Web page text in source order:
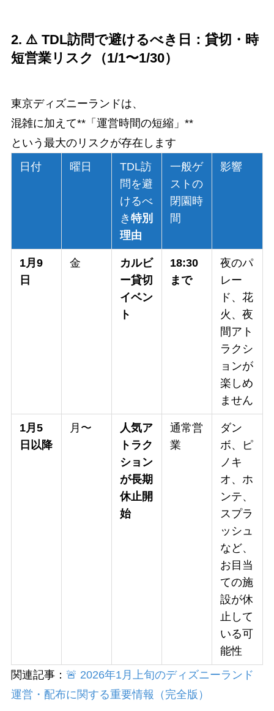
2. ⚠️ TDL訪問で避けるべき日：貸切・時
短営業リスク（1/1〜1/30）
東京ディズニーランドは、
混雑に加えて**「運営時間の短縮」**
という最大のリスクが存在します
日付
曜日
TDL訪
問を避
けるべ
き特別
理由
一般ゲ
ストの
閉園時
間
影響
1月9
日
金
カルビ
ー貸切
イベン
ト
18:30
まで
夜のパ
レー
ド、花
火、夜
間アト
ラクシ
ョンが
楽しめ
ません
1月5
日以降
月〜
人気ア
トラク
ション
が長期
休止開
始
通常営
業
ダン
ボ、ピ
ノキ
オ、ホ
ンテ、
スプラ
ッシュ
など、
お目当
ての施
設が休
止して
いる可
能性
関連記事： 🚨 2026年1月上旬のディズニーランド
運営・配布に関する重要情報（完全版）